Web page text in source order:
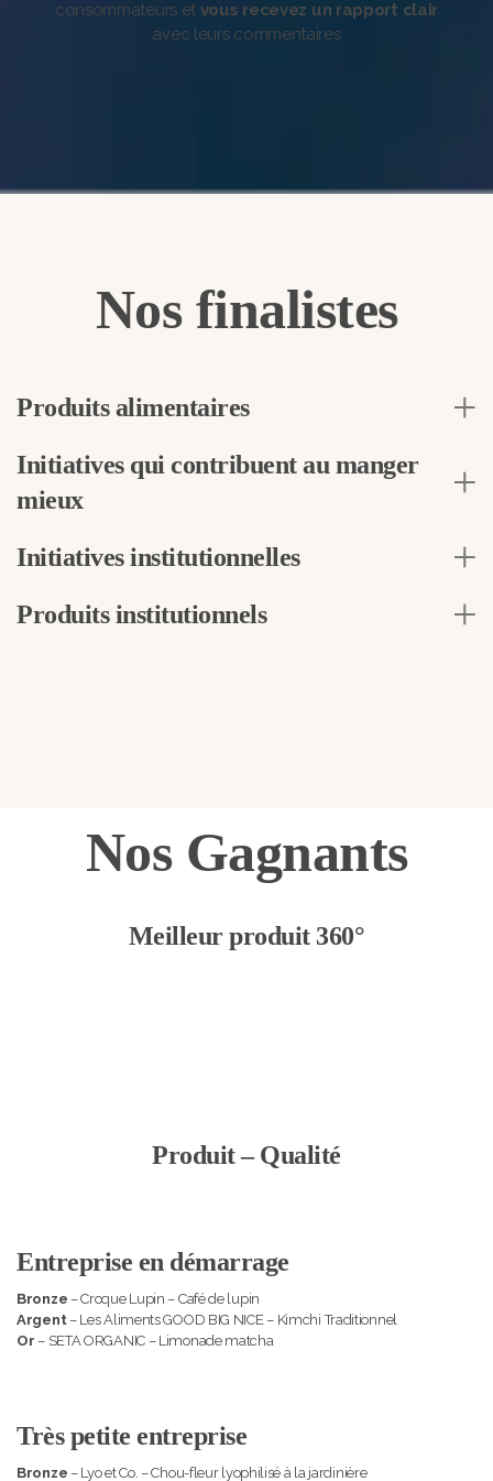
consommateurs et vous recevez un rapport clair
avec leurs commentaires
Nos finalistes
Produits alimentaires
Initiatives qui contribuent au manger
mieux
Initiatives institutionnelles
Produits institutionnels
Nos Gagnants
Meilleur produit 360°
Produit – Qualité
Entreprise en démarrage
Bronze – Croque Lupin – Café de lupin
Argent– Les Aliments GOOD BIG NICE – Kimchi Traditionnel
Or – SETA ORGANIC – Limonade matcha
Très petite entreprise
Bronze – Lyo et Co. – Chou-fleur lyophilisé à la jardinière